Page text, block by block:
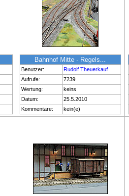
Bahnhof Mitte - Regels...
Benutzer:
Rudolf Theuerkauf
Aufrufe:
7239
Wertung:
keins
Datum:
25.5.2010
Kommentare:
kein(e)